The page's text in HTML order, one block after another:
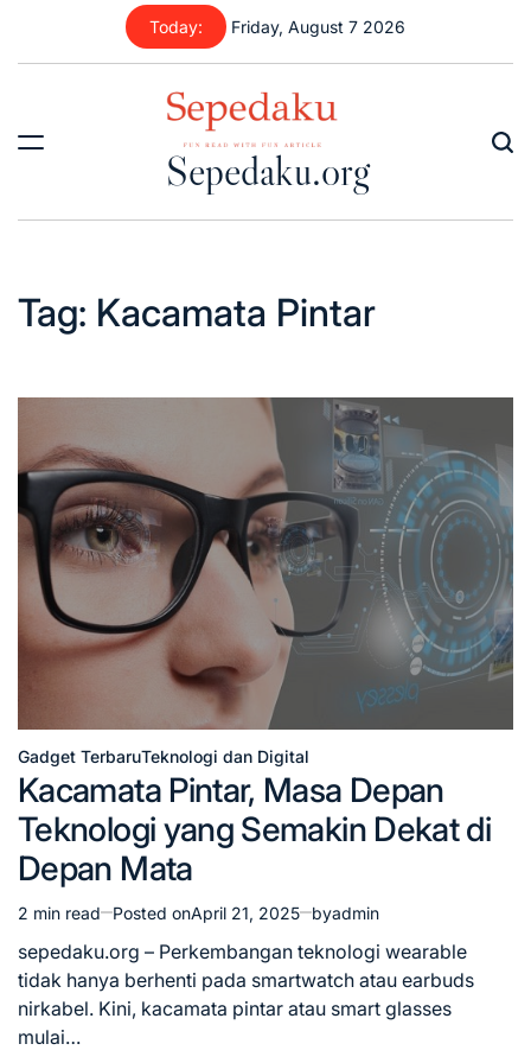
content
Today: Friday, August 7 2026
Sepedaku.org
Tag: Kacamata Pintar
Posted
in
Gadget TerbaruTeknologi dan Digital
Kacamata Pintar, Masa Depan
Teknologi yang Semakin Dekat di
Depan Mata
Estimated
read
time
2 min read Posted onApril 21, 2025 byadmin
sepedaku.org – Perkembangan teknologi wearable
tidak hanya berhenti pada smartwatch atau earbuds
nirkabel. Kini, kacamata pintar atau smart glasses
mulai…